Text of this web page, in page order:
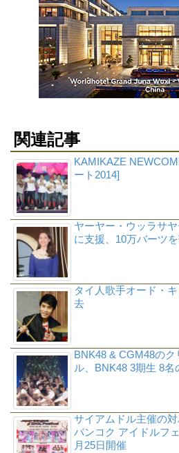
関連記事
KAMIKAZE
ート2014]
ヤーヤー・ウッラサ
に支援、10万バーツ
タイ人歌手オード・
去
BNK48 & CGM48の
ル、BNK48 3期生 8名
サイアムドル主催の
バンコク アイドルフ
月25日開催